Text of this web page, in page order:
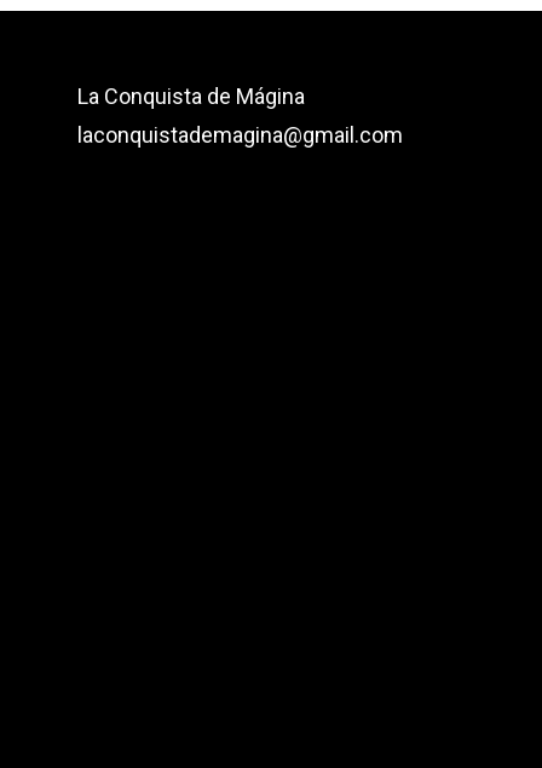
La Conquista de Mágina
laconquistademagina@gmail.com